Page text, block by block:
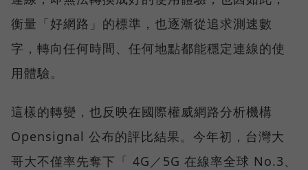
衡量「好網路」的標準，也逐漸從追求測速數
字，轉向任何時間、任何地點都能穩定連線的使
用體驗。
這樣的轉變，也反映在國際權威網路分析機構
Opensignal 公布的評比結果。今年初，台灣大
哥大不僅率先奪下「 4G／5G 在線率全球 No.3、